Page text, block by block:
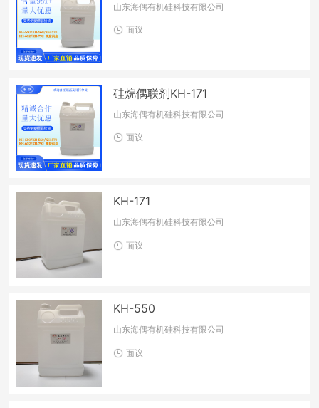
山东海偶有机硅科技有限公司
面议
硅烷偶联剂KH-171
山东海偶有机硅科技有限公司
面议
KH-171
山东海偶有机硅科技有限公司
面议
KH-550
山东海偶有机硅科技有限公司
面议